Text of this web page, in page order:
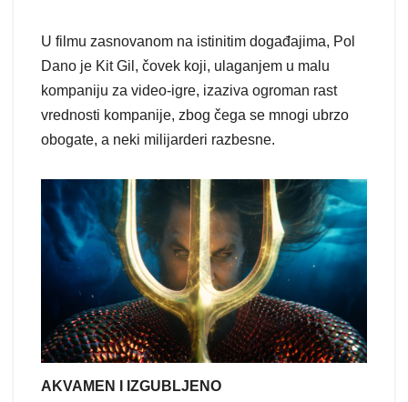
U filmu zasnovanom na istinitim događajima, Pol
Dano je Kit Gil, čovek koji, ulaganjem u malu
kompaniju za video-igre, izaziva ogroman rast
vrednosti kompanije, zbog čega se mnogi ubrzo
obogate, a neki milijarderi razbesne.
AKVAMEN I IZGUBLJENO